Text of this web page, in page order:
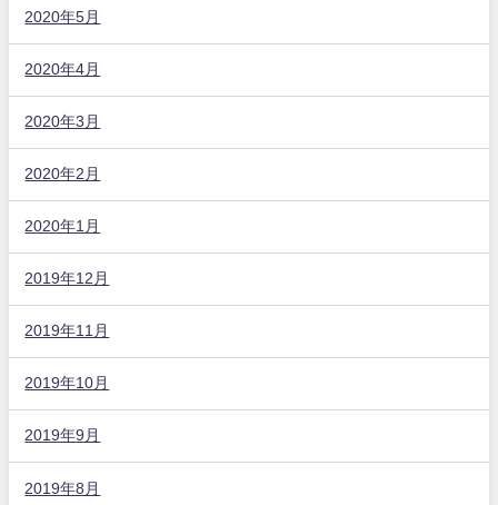
2020年5月
2020年4月
2020年3月
2020年2月
2020年1月
2019年12月
2019年11月
2019年10月
2019年9月
2019年8月